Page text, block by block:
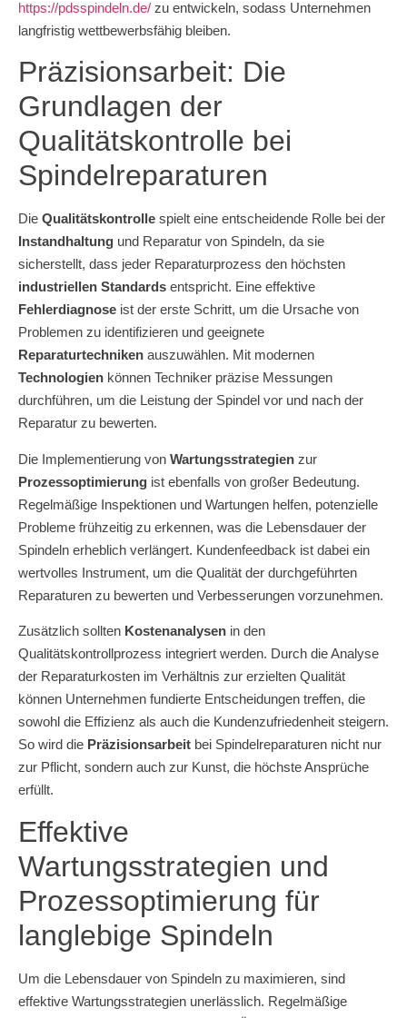
https://pdsspindeln.de/ zu entwickeln, sodass Unternehmen
langfristig wettbewerbsfähig bleiben.
Präzisionsarbeit: Die
Grundlagen der
Qualitätskontrolle bei
Spindelreparaturen
Die Qualitätskontrolle spielt eine entscheidende Rolle bei der
Instandhaltung und Reparatur von Spindeln, da sie
sicherstellt, dass jeder Reparaturprozess den höchsten
industriellen Standards entspricht. Eine effektive
Fehlerdiagnose ist der erste Schritt, um die Ursache von
Problemen zu identifizieren und geeignete
Reparaturtechniken auszuwählen. Mit modernen
Technologien können Techniker präzise Messungen
durchführen, um die Leistung der Spindel vor und nach der
Reparatur zu bewerten.
Die Implementierung von Wartungsstrategien zur
Prozessoptimierung ist ebenfalls von großer Bedeutung.
Regelmäßige Inspektionen und Wartungen helfen, potenzielle
Probleme frühzeitig zu erkennen, was die Lebensdauer der
Spindeln erheblich verlängert. Kundenfeedback ist dabei ein
wertvolles Instrument, um die Qualität der durchgeführten
Reparaturen zu bewerten und Verbesserungen vorzunehmen.
Zusätzlich sollten Kostenanalysen in den
Qualitätskontrollprozess integriert werden. Durch die Analyse
der Reparaturkosten im Verhältnis zur erzielten Qualität
können Unternehmen fundierte Entscheidungen treffen, die
sowohl die Effizienz als auch die Kundenzufriedenheit steigern.
So wird die Präzisionsarbeit bei Spindelreparaturen nicht nur
zur Pflicht, sondern auch zur Kunst, die höchste Ansprüche
erfüllt.
Effektive
Wartungsstrategien und
Prozessoptimierung für
langlebige Spindeln
Um die Lebensdauer von Spindeln zu maximieren, sind
effektive Wartungsstrategien unerlässlich. Regelmäßige